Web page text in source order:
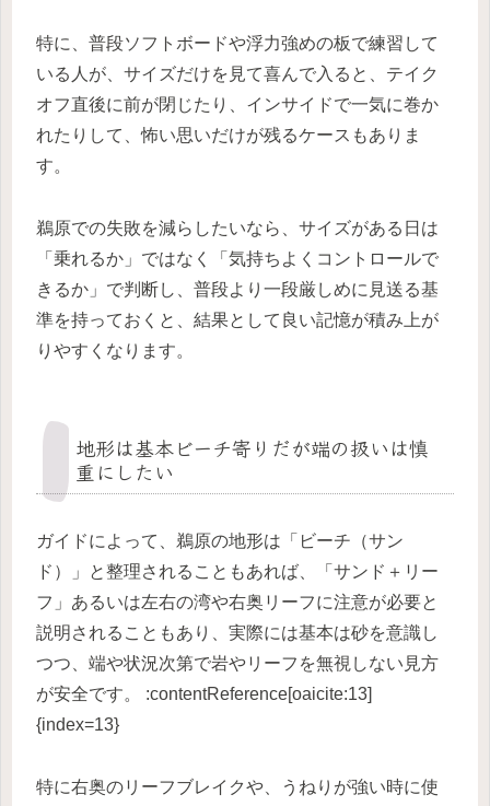
特に、普段ソフトボードや浮力強めの板で練習して
いる人が、サイズだけを見て喜んで入ると、テイク
オフ直後に前が閉じたり、インサイドで一気に巻か
れたりして、怖い思いだけが残るケースもありま
す。
鵜原での失敗を減らしたいなら、サイズがある日は
「乗れるか」ではなく「気持ちよくコントロールで
きるか」で判断し、普段より一段厳しめに見送る基
準を持っておくと、結果として良い記憶が積み上が
りやすくなります。
地形は基本ビーチ寄りだが端の扱いは慎
重にしたい
ガイドによって、鵜原の地形は「ビーチ（サン
ド）」と整理されることもあれば、「サンド＋リー
フ」あるいは左右の湾や右奥リーフに注意が必要と
説明されることもあり、実際には基本は砂を意識し
つつ、端や状況次第で岩やリーフを無視しない見方
が安全です。 :contentReference[oaicite:13]
{index=13}
特に右奥のリーフブレイクや、うねりが強い時に使